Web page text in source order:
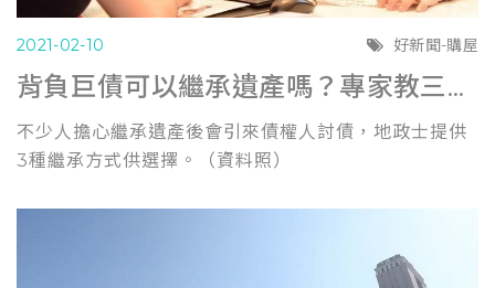
2021-02-10 好新聞-購屋
背負巨債可以繼承遺產嗎？專家教三種方式保身(自由時報0210)
不少人擔心繼承遺產後會引來債權人討債，地政士提供
3種繼承方式供選擇。（資料照）